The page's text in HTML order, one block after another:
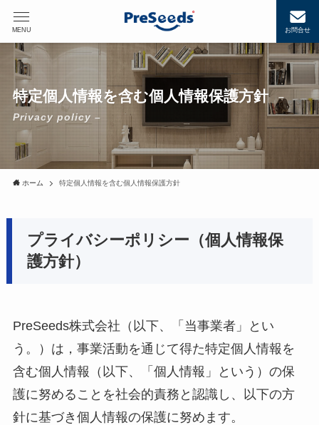
お問合せ
MENU
特定個人情報を含む個人情報保護方針
–
Privacy policy –
ホーム 特定個人情報を含む個人情報保護方針
プライバシーポリシー（個人情報保
護方針）
PreSeeds株式会社（以下、「当事業者」とい
う。）は，事業活動を通じて得た特定個人情報を
含む個人情報（以下、「個人情報」という）の保
護に努めることを社会的責務と認識し、以下の方
針に基づき個人情報の保護に努めます。